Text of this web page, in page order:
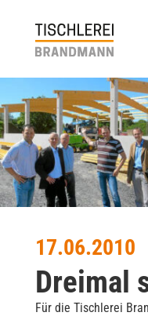
17.06.2010
Dreimal
Für die Tischlerei